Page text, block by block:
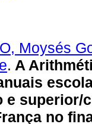
Moysés
. A
e superior/
no